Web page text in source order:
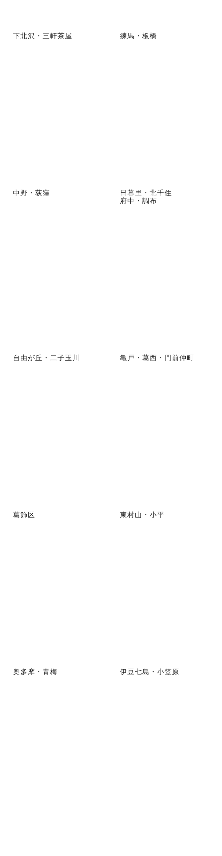
下北沢・三軒茶屋 練馬・板橋
中野・荻窪
日暮里・北千住
府中・調布
自由が丘・二子玉川 亀戸・葛西・門前仲町
葛飾区 東村山・小平
奥多摩・青梅 伊豆七島・小笠原